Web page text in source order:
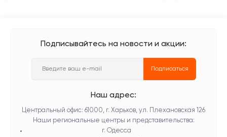
Подписывайтесь на новости и акции:
Подписаться
Наш адрес:
Центральный офис: 61000, г. Харьков, ул. Плехановская 126
Наши региональные центры и представительства:
г. Одесса